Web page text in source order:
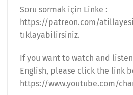
Soru sormak için Linke :
https://patreon.com/
tıklayabilirsiniz.
If you want to watch and
English, please click the link
https://www.youtube.com/